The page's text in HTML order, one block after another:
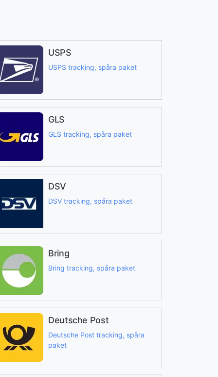
USPS
USPS tracking, spåra paket
GLS
GLS tracking, spåra paket
DSV
DSV tracking, spåra paket
Bring
Bring tracking, spåra paket
Deutsche Post
Deutsche Post tracking, spåra
paket